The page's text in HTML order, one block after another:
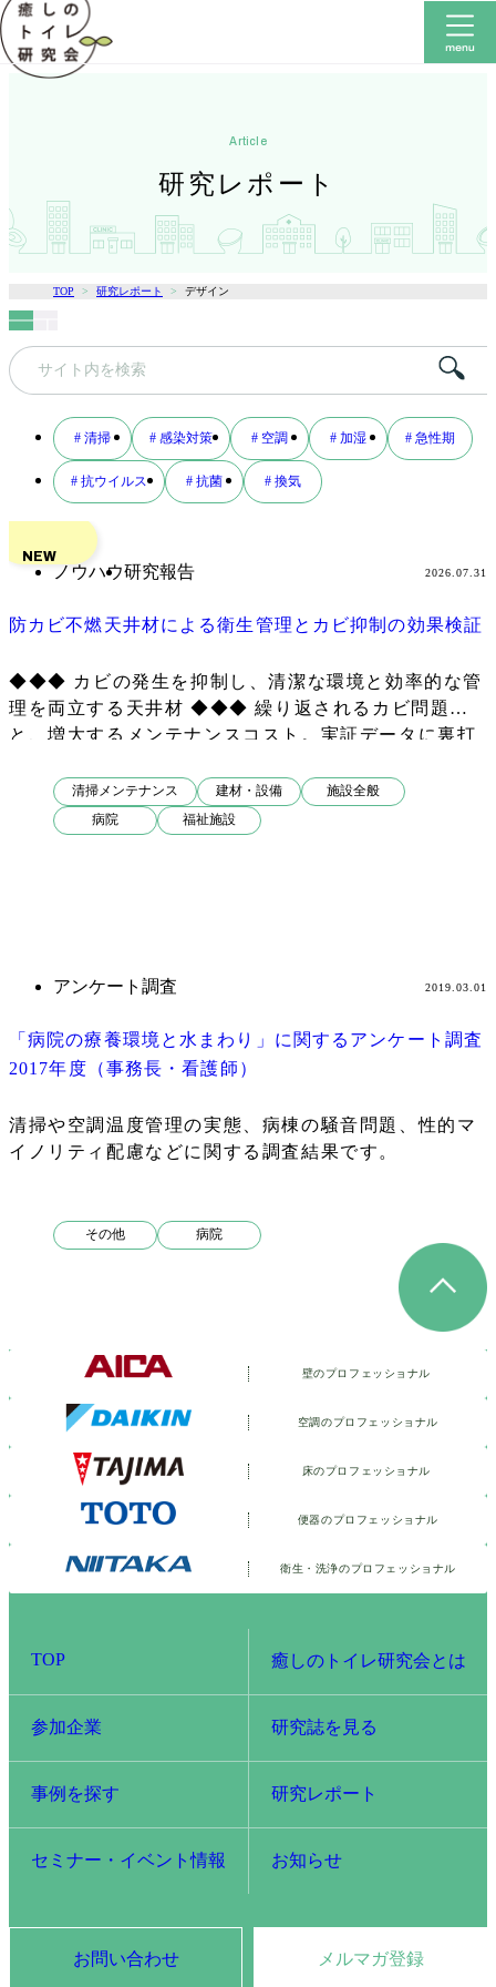
研究レポート
article
TOP 研究レポート デザイン
防カビ不燃天井材による衛生管理とカビ抑制の効果検証
NEW
ノウハウ研究報告 2026.07.31
◆◆◆ カビの発生を抑制し、清潔な環境と効率的な管
理を両立する天井材 ◆◆◆ 繰り返されるカビ問題
と、増大するメンテナンスコスト。実証データに裏打
し、クリーンな空間の維持と管理負担の軽減を実現し
ます。
清掃メンテナンス 建材・設備
施設全般
病院
福祉施設
「病院の療養環境と水まわり」に関するアンケート調査
2017年度（事務長・看護師）
アンケート調査 2019.03.01
清掃や空調温度管理の実態、病棟の騒音問題、性的マ
イノリティ配慮などに関する調査結果です。
その他 病院
キ
# 清掃 # 感染対策 # 空調 # 加湿 # 急性期
# 抗ウイルス # 抗菌 # 換気
壁のプロフェッショナル
空調のプロフェッショナル
床のプロフェッショナル
便器のプロフェッショナル
衛生・洗浄のプロフェッショナル
TOP 癒しのトイレ研究会とは
参加企業 研究誌を見る
事例を探す 研究レポート
セミナー・イベント情報 お知らせ
お問い合わせ メルマガ登録